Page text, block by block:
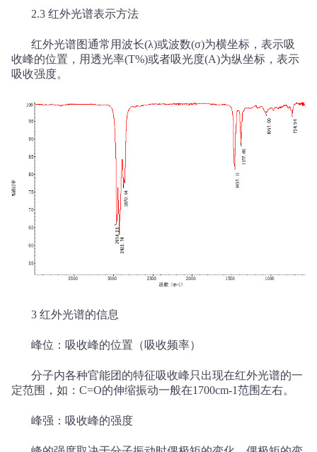
2.3 红外光谱表示方法
红外光谱图通常用波长(λ)或波数(σ)为横坐标，表示吸
收峰的位置，用透光率(T%)或者吸光度(A)为纵坐标，表示
吸收强度。
3 红外光谱的信息
峰位：吸收峰的位置（吸收频率）
分子内各种官能团的特征吸收峰只出现在红外光谱的一
定范围，如： C=O的伸缩振动一般在1700cm-1范围左右。
峰强：吸收峰的强度